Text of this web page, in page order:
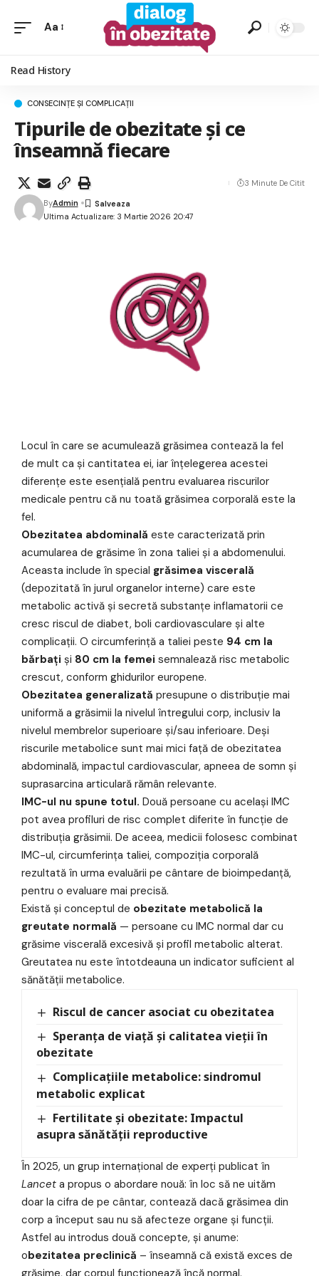
Aa
Read History
CONSECINȚE ȘI COMPLICAȚII
Tipurile de obezitate și ce
înseamnă fiecare
Ultima Actualizare: 3 Martie 2026 20:47
ByAdmin
3 Minute De Citit
Locul în care se acumulează grăsimea contează la fel
de mult ca și cantitatea ei, iar înțelegerea acestei
diferențe este esențială pentru evaluarea riscurilor
medicale pentru că nu toată grăsimea corporală este la
fel.
Obezitatea abdominală este caracterizată prin
acumularea de grăsime în zona taliei și a abdomenului.
Aceasta include în special grăsimea viscerală
(depozitată în jurul organelor interne) care este
metabolic activă și secretă substanțe inflamatorii ce
cresc riscul de diabet, boli cardiovasculare și alte
complicații. O circumferință a taliei peste 94 cm la
bărbați și 80 cm la femei semnalează risc metabolic
crescut, conform ghidurilor europene.
Obezitatea generalizată presupune o distribuție mai
uniformă a grăsimii la nivelul întregului corp, inclusiv la
nivelul membrelor superioare și/sau inferioare. Deși
riscurile metabolice sunt mai mici față de obezitatea
abdominală, impactul cardiovascular, apneea de somn și
suprasarcina articulară rămân relevante.
IMC-ul nu spune totul. Două persoane cu același IMC
pot avea profiluri de risc complet diferite în funcție de
distribuția grăsimii. De aceea, medicii folosesc combinat
IMC-ul, circumferința taliei, compoziția corporală
rezultată în urma evaluării pe cântare de bioimpedanță,
pentru o evaluare mai precisă.
Există și conceptul de obezitate metabolică la
greutate normală — persoane cu IMC normal dar cu
grăsime viscerală excesivă și profil metabolic alterat.
Greutatea nu este întotdeauna un indicator suficient al
sănătății metabolice.
Riscul de cancer asociat cu obezitatea
Speranța de viață și calitatea vieții în
obezitate
Complicațiile metabolice: sindromul
metabolic explicat
Fertilitate și obezitate: Impactul
asupra sănătății reproductive
În 2025, un grup internațional de experți publicat în
Lancet a propus o abordare nouă: în loc să ne uităm
doar la cifra de pe cântar, contează dacă grăsimea din
corp a început sau nu să afecteze organe și funcții.
Astfel au introdus două concepte, și anume:
obezitatea preclinică – înseamnă că există exces de
grăsime, dar corpul funcționează încă normal.